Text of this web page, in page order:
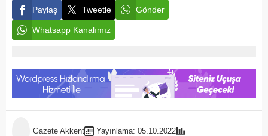
Paylaş Tweetle Gönder
Whatsapp Kanalımız
Gazete Akkent Yayınlama: 05.10.2022